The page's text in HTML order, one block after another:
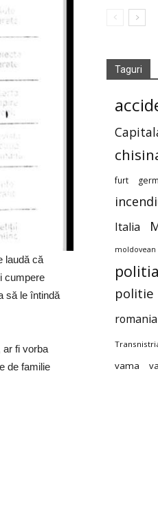
laudă că
cumpere
să le întindă
ar fi vorba
de familie
Taguri
furt
Italia
moldovean
politia
politie
romania
vama